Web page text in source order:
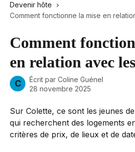
Devenir hôte
Comment fonctionne la mise en
Comment
en relation avec
C Écrit par Coline Guénel
28 novembre 2025
Sur Colette, ce sont les jeunes
qui recherchent des logements
critères de prix, de lieux et de